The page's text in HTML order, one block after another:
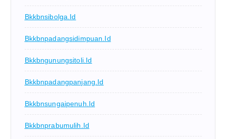
Bkkbnsibolga.id
Bkkbnpadangsidimpuan.id
Bkkbngunungsitoli.id
Bkkbnpadangpanjang.id
Bkkbnsungaipenuh.id
Bkkbnprabumulih.id